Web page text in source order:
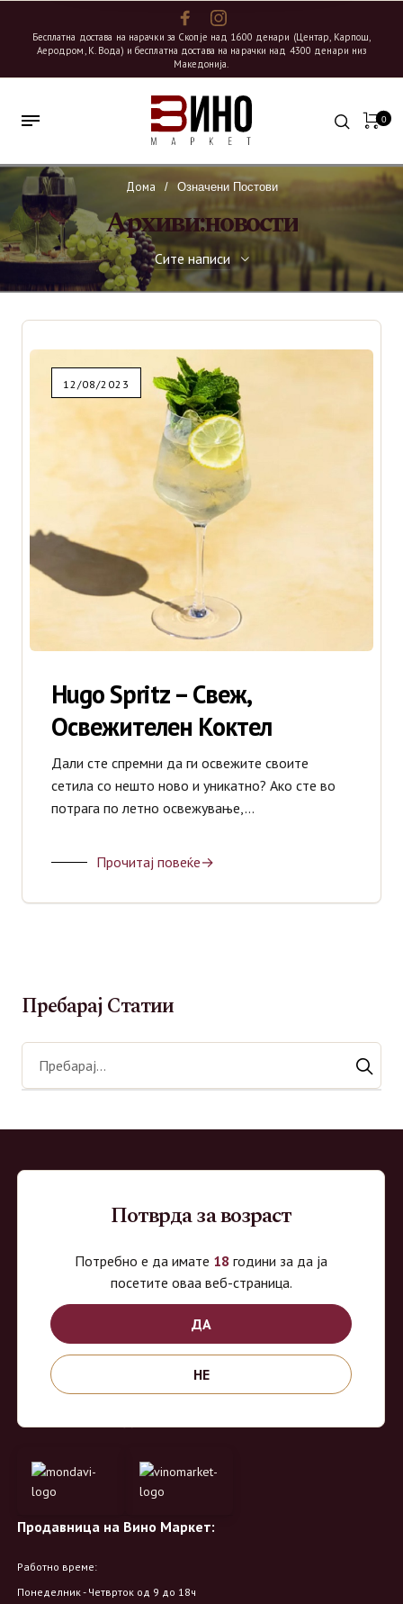
Бесплатна достава на нарачки за Скопје над 1600 денари (Центар, Карпош,
Аеродром, К. Вода) и бесплатна достава на нарачки над 4300 денари низ
Македонија.
0
Дома / Означени Постови
Архиви:новости
Сите написи
Сите написи
Вино
Странски Вина
Италијански Вина
Шпански Вина
Виски
Жестоки пијалоци
Коктели
Коњак
Новости
Сирупи
12/08/2023
Hugo Spritz – Свеж,
Освежителен Коктел
Дали сте спремни да ги освежите своите
сетила со нешто ново и уникатно? Ако сте во
потрага по летно освежување,…
Прочитај повеќе
Пребарај Статии
ВиноМаркет
Специјализирана on-line продавница за вино, алкохолни пијалоци и
акцесоари. Нудиме широк избор на различни сорти на вино од
домашните винарии, со избор на преку 8 винарии и 150 различни
етикети.
Овозможено од:
Продавница на Вино Маркет:
Работно време:
Понеделник - Четврток од 9 до 18ч
Потврда за возраст
Потребно е да имате 18 години за да ја
посетите оваа веб-страница.
ДА
НЕ